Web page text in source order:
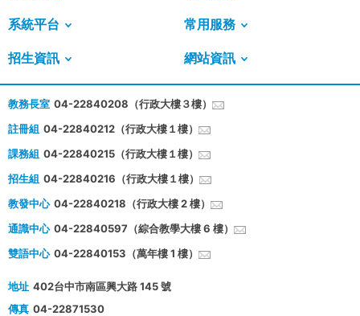
系統平台 常用服務
招生資訊 網站資訊
教務長室 04-22840208（行政大樓３樓）
註冊組 04-22840212（行政大樓１樓）
課務組 04-22840215（行政大樓１樓）
招生組 04-22840216（行政大樓１樓）
教發中心 04-22840218（行政大樓 2 樓）
通識中心 04-22840597（綜合教學大樓 6 樓）
雙語中心 04-22840153（萬年樓 1 樓）
地址 402台中市南區興大路 145 號
傳真 04-22871530